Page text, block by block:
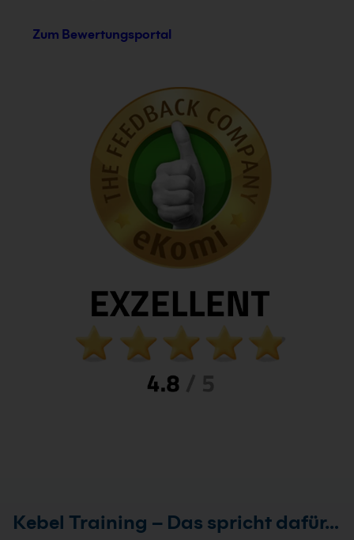
Zum Bewertungsportal
Kebel Training – Das spricht dafür…